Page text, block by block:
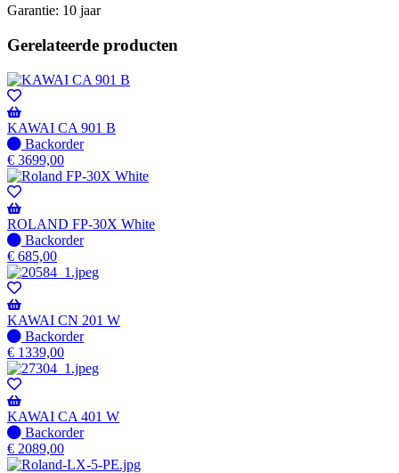
Garantie: 10 jaar
Gerelateerde producten
KAWAI CA 901 B
Niet
op
voorraad
-
Wordt
verzonden
wanneer
beschikbaar
Backorder
€ 3699,00
ROLAND FP-30X White
Niet
op
voorraad
-
Wordt
verzonden
wanneer
beschikbaar
Backorder
€ 685,00
KAWAI CN 201 W
Niet
op
voorraad
-
Wordt
verzonden
wanneer
beschikbaar
Backorder
€ 1339,00
KAWAI CA 401 W
Niet
op
voorraad
Backorder
€ 2089,00